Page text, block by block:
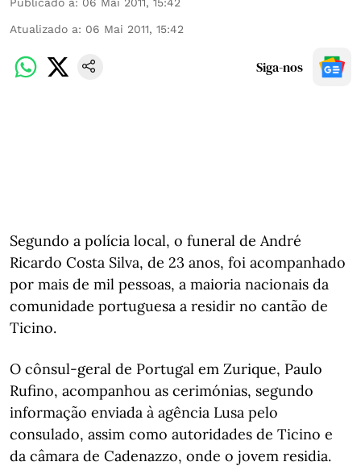
Atualizado a: 06 Mai 2011, 15:42
Siga-nos
Segundo a polícia local, o funeral de André
Ricardo Costa Silva, de 23 anos, foi acompanhado
por mais de mil pessoas, a maioria nacionais da
comunidade portuguesa a residir no cantão de
Ticino.
O cônsul-geral de Portugal em Zurique, Paulo
Rufino, acompanhou as cerimónias, segundo
informação enviada à agência Lusa pelo
consulado, assim como autoridades de Ticino e
da câmara de Cadenazzo, onde o jovem residia.